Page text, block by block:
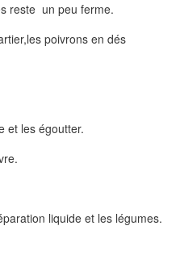
reste un peu ferme.
poivrons en dés
et les égoutter.
liquide et les légumes.